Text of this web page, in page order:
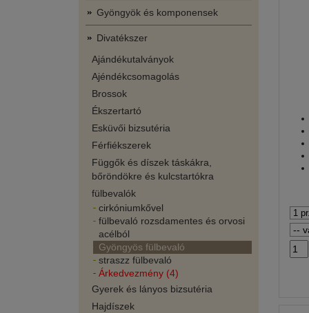
Gyöngyök és komponensek
Divatékszer
Ajándékutalványok
Ajéndékcsomagolás
Brossok
Ékszertartó
Esküvői bizsutéria
Férfiékszerek
Függők és díszek táskákra,
bőröndökre és kulcstartókra
fülbevalók
cirkóniumkővel
fülbevaló rozsdamentes és orvosi
acélból
Gyöngyös fülbevaló
straszz fülbevaló
Árkedvezmény (4)
Gyerek és lányos bizsutéria
Hajdíszek